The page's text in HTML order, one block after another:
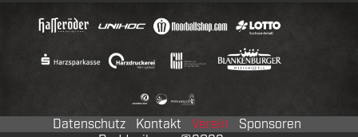
Datenschutz Kontakt Verein
Sponsoren